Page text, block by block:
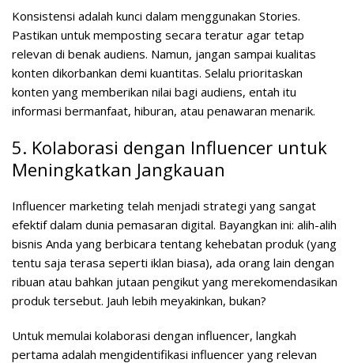
Konsistensi adalah kunci dalam menggunakan Stories.
Pastikan untuk memposting secara teratur agar tetap
relevan di benak audiens. Namun, jangan sampai kualitas
konten dikorbankan demi kuantitas. Selalu prioritaskan
konten yang memberikan nilai bagi audiens, entah itu
informasi bermanfaat, hiburan, atau penawaran menarik.
5. Kolaborasi dengan Influencer untuk
Meningkatkan Jangkauan
Influencer marketing telah menjadi strategi yang sangat
efektif dalam dunia pemasaran digital. Bayangkan ini: alih-alih
bisnis Anda yang berbicara tentang kehebatan produk (yang
tentu saja terasa seperti iklan biasa), ada orang lain dengan
ribuan atau bahkan jutaan pengikut yang merekomendasikan
produk tersebut. Jauh lebih meyakinkan, bukan?
Untuk memulai kolaborasi dengan influencer, langkah
pertama adalah mengidentifikasi influencer yang relevan